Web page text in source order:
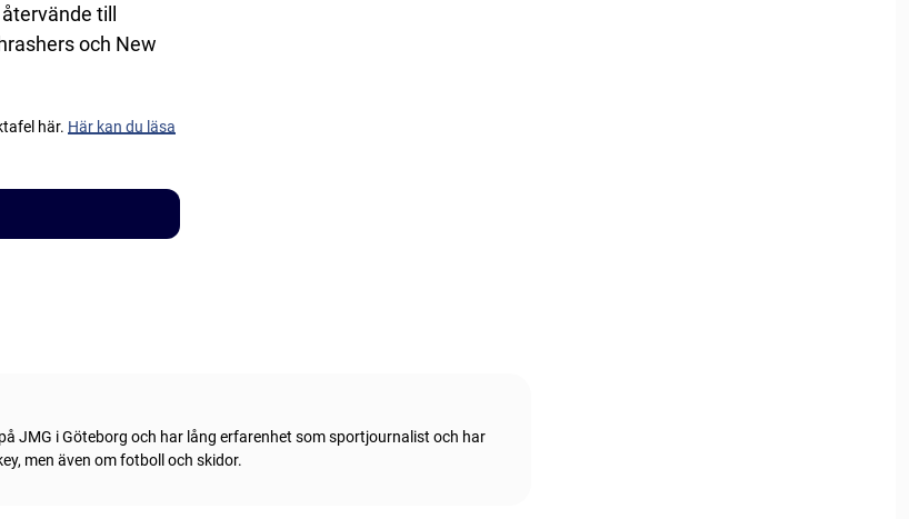
till
och New
här. Här kan du läsa
JMG i Göteborg och har lång erfarenhet som sportjournalist och har
men även om fotboll och skidor.